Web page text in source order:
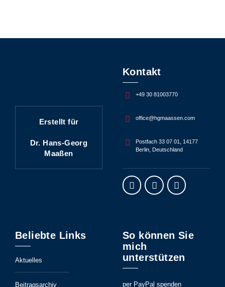
Erstellt für
Dr. Hans-Georg
Maaßen
Kontakt
+49 30 81003770
office@hgmaassen.com
Postfach 33 07 01, 14177
Berlin, Deutschland
Beliebte Links
Aktuelles
Beitragsarchiv
So können Sie
mich
unterstützen
per PayPal spenden